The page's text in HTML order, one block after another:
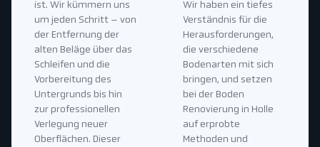
Wir haben ein tiefes
Verständnis für die
Herausforderungen,
die verschiedene
Bodenarten mit sich
bringen, und setzen
bei der Boden
Renovierung in Holle
auf erprobte
Methoden und
ist. Wir kümmern uns
um jeden Schritt – von
der Entfernung der
alten Beläge über das
Schleifen und die
Vorbereitung des
Untergrunds bis hin
zur professionellen
Verlegung neuer
Oberflächen. Dieser